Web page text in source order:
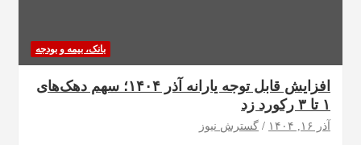
بانک، بیمه و بودجه
افزایش قابل توجه یارانه آذر ۱۴۰۴؛ سهم دهک‌های
۱ تا ۳ رکورد زد
آذر ۱۶, ۱۴۰۴ گسترش نیوز